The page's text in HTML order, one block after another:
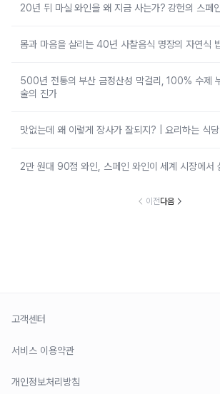
20년 뒤 마실 와인을 왜 지금 사는가? 강헌의 스페
몸과 마음을 살리는 40년 사찰음식 명장의 자연식
500년 전통의 부산 금정산성 막걸리, 100% 수제
술의 진가
맛없는데 왜 이렇게 장사가 잘되지? | 요리하는 식
2만 원대 90점 와인, 스페인 와인이 세계 시장에서
이전다음
고객센터
서비스 이용약관
개인정보처리방침